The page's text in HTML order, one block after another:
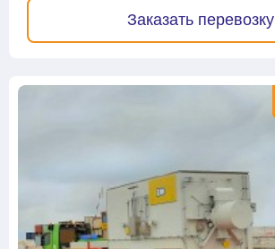
Заказать перевозку